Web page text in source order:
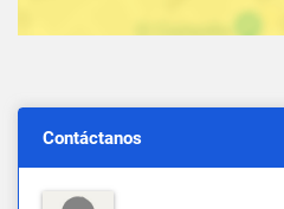
Contáctanos